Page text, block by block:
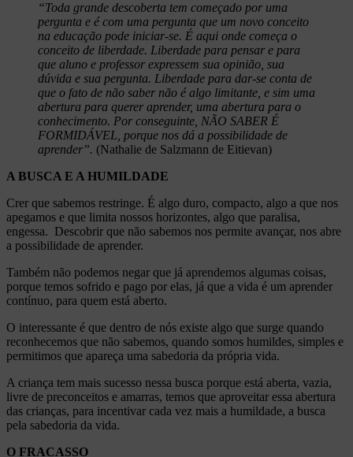
“Toda grande descoberta tem começado por uma
pergunta e é com uma pergunta que um novo conceito
na educação pode iniciar-se. É aqui onde começa o
conceito de liberdade. Liberdade para pensar e para
que aluno e professor expressem sua opinião, sua
dúvida e sua pergunta. Liberdade para dar-se conta de
que o fato de não saber não é algo limitante, e sim uma
abertura para querer aprender, uma abertura para o
conhecimento. Por conseguinte, NÃO SABER É
FORMIDÁVEL, porque nos dá a possibilidade de
aprender”. (Nathalie de Salzmann de Eitievan)
A BUSCA E A HUMILDADE
Crer que sabemos restringe. É algo duro, compacto, algo a que nos
apegamos e que limita nossos horizontes, algo que paralisa,
engessa. Descobrir que não sabemos nos permite avançar, nos abre
a possibilidade de aprender.
Também não podemos negar que já aprendemos algumas coisas,
porque temos sofrido e pago por elas, já que a vida é um aprender
contínuo, para quem está aberto.
O interessante é que dentro de nós existe algo que surge quando
reconhecemos que não sabemos, quando somos humildes, simples e
permitimos que apareça uma sabedoria da própria vida.
A criança tem mais sucesso nessa busca porque está aberta, vazia,
livre de preconceitos e amarras, temos que aproveitar essa abertura
das crianças, para incentivar cada vez mais a humildade, a busca
pela sabedoria da vida.
O FRACASSO